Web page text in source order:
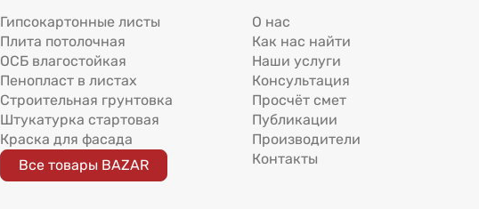
Гипсокартонные листы
Плита потолочная
ОСБ влагостойкая
Пенопласт в листах
Строительная грунтовка
Штукатурка стартовая
Краска для фасада
Все товары BAZAR
О нас
Как нас найти
Наши услуги
Консультация
Просчёт смет
Публикации
Производители
Контакты